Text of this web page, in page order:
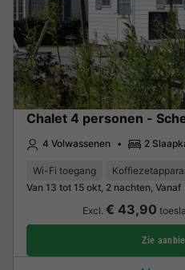
Chalet 4 personen -
4 Volwassenen 2
Wi-Fi toegang
Van 13 tot 15 okt, 2 nachten, Vanaf
Excl. € 43,90
Zie